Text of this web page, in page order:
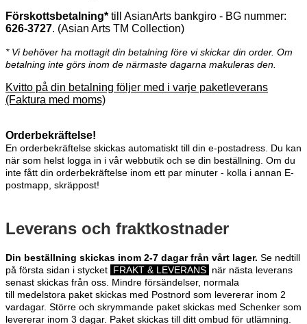
Förskottsbetalning* till AsianArts bankgiro - BG nummer:
626-3727. (Asian Arts TM Collection)
* Vi behöver ha mottagit din betalning före vi skickar din order. Om
betalning inte görs inom de närmaste dagarna makuleras den.
Kvitto på din betalning följer med i varje paketleverans
(Faktura med moms)
Orderbekräftelse!
En orderbekräftelse skickas automatiskt till din e-postadress. Du kan
när som helst logga in i vår webbutik och se din beställning. Om du
inte fått din orderbekräftelse inom ett par minuter - kolla i annan E-
postmapp, skräppost!
Leverans och fraktkostnader
Din beställning skickas inom 2-7 dagar från vårt lager. Se nedtill
på första sidan i stycket FRAKT & LEVERANS när nästa leverans
senast skickas från oss. Mindre försändelser, normala
till medelstora paket skickas med Postnord som levererar inom 2
vardagar. Större och skrymmande paket skickas med Schenker som
levererar inom 3 dagar. Paket skickas till ditt ombud för utlämning.